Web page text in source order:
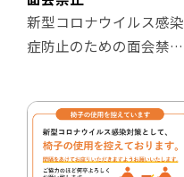
など
(.pptx)
※テキストやロゴを自由
に変更してご利用くださ
新型コロナウイルス感染
症防止のための面会禁止
【掲示場所の例】
・病院入口
・ホームページやブログ